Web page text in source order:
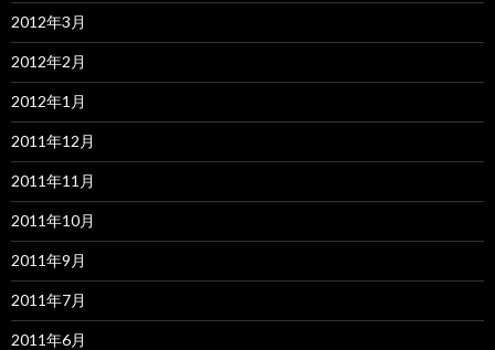
2012年3月
2012年2月
2012年1月
2011年12月
2011年11月
2011年10月
2011年9月
2011年7月
2011年6月